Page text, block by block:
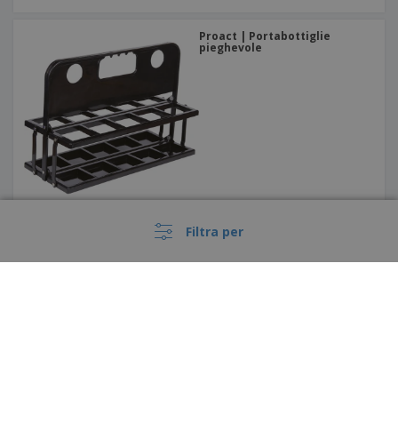
Filtra per
Proact | Portabottiglie
pieghevole
apribottiglie in legno